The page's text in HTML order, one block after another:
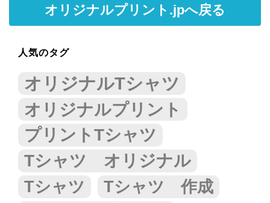
オリジナルプリント.jpへ戻る
人気のタグ
オリジナルTシャツ
オリジナルプリント
プリントTシャツ
Tシャツ オリジナル
Tシャツ
Tシャツ 作成